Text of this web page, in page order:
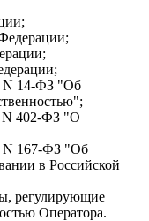
N 14-ФЗ "Об
N 402-ФЗ "О
N 167-ФЗ "Об
в Российской
регулирующие
Оператора.